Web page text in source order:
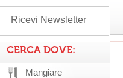
Ricevi Newsletter
CERCA DOVE:
Mangiare